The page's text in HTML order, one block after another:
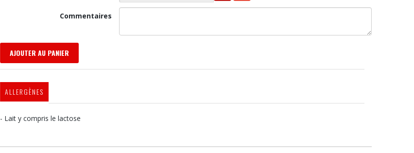
Commentaires
AJOUTER AU PANIER
ALLERGÈNES
- Lait y compris le lactose